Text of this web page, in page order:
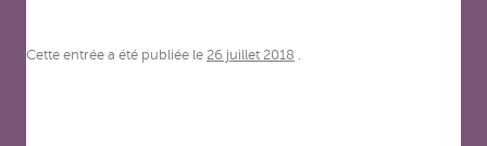
Cette entrée a été publiée le 26 juillet 2018 .